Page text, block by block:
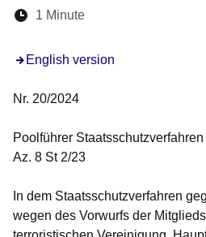
Lesedauer:
1 Minute
English version
Nr. 20/2024
Poolführer Staatsschutzverfahren
Az. 8 St 2/23
In dem Staatsschutzverfahren
wegen des Vorwurfs der